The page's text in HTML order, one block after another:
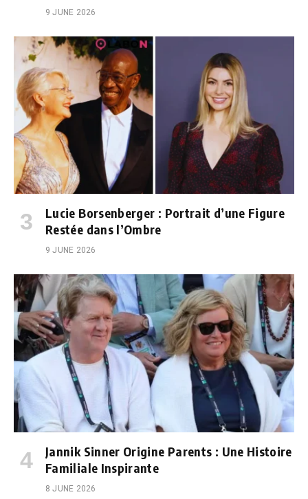
9 JUNE 2026
Lucie Borsenberger : Portrait d’une Figure
Restée dans l’Ombre
9 JUNE 2026
Jannik Sinner Origine Parents : Une Histoire
Familiale Inspirante
8 JUNE 2026